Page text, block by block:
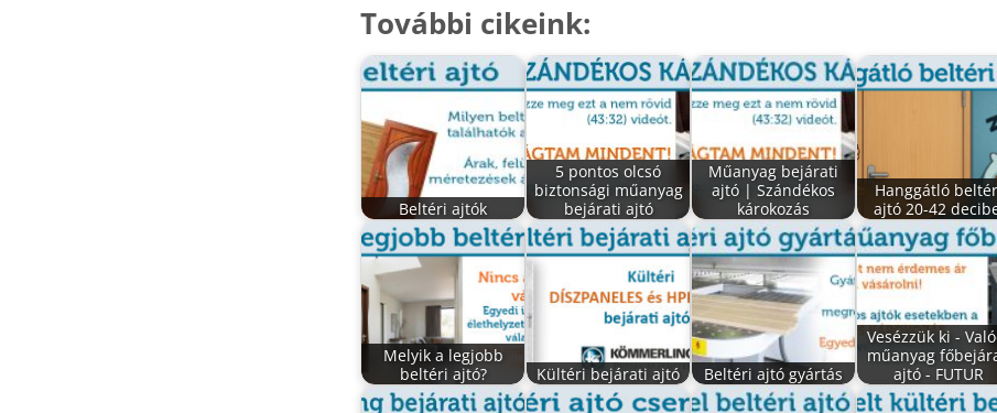
További cikeink:
Beltéri ajtók
5 pontos olcsó
biztonsági műanyag
bejárati ajtó
Műanyag bejárati
ajtó | Szándékos
károkozás
Hanggátló
ajtó 20-42
Melyik a legjobb
beltéri ajtó?
Kültéri bejárati ajtó Beltéri ajtó gyártás
Vesézzük ki -
műanyag
ajtó - FUTUR